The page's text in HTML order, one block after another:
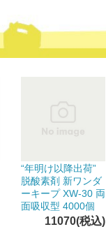
“年明け以降出荷”
脱酸素剤 新ワンダ
ーキープ XW-30 両
面吸収型 4000個
11070(税込)